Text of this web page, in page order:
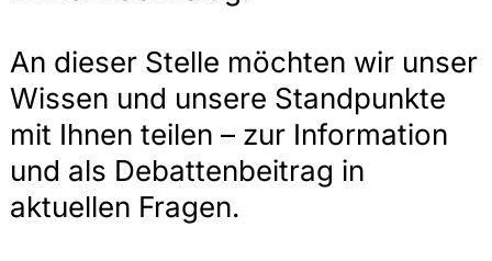
An dieser Stelle möchten wir unser
Wissen und unsere Standpunkte
mit Ihnen teilen – zur Information
und als Debattenbeitrag in
aktuellen Fragen.